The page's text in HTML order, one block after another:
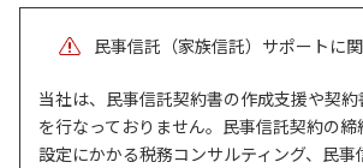
民事信託（家族信託）サポートに
当社は、民事信託契約書の作成支援や契
を行なっておりません。民事信託契約の締
設定にかかる税務コンサルティング、民